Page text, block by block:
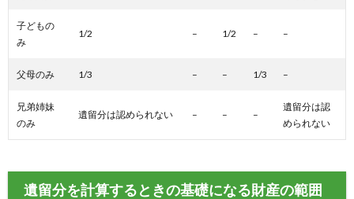
子どもの
み
1/2 – 1/2 – –
父母のみ 1/3 – – 1/3 –
兄弟姉妹
のみ
遺留分は認められない – – –
遺留分は認
められない
遺留分を計算するときの基礎になる財産の範囲